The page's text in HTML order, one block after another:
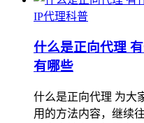
IP代理科普
什么是正向代理
有哪些
什么是正向代理 为大
用的方法内容，继续